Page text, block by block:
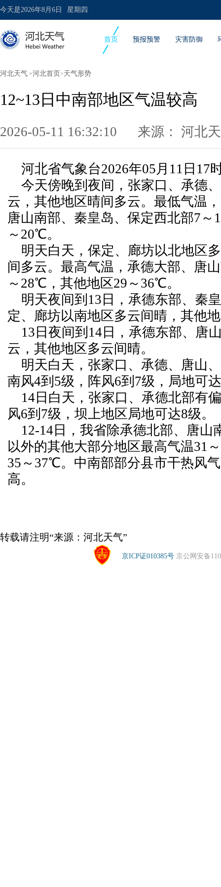
今天是2026年8月6日 星期四
首页 预报预警 灾害防御
河北天气 >河北首页 >天气形势
12~13日中南部地区气温较高
2026-05-11 16:32:10 来源： 河北
河北省气象台2026年05月11日17
今天傍晚到夜间，张家口、承德
云，其他地区晴间多云。最低气温
唐山南部、秦皇岛、保定西北部7
～20℃。
明天白天，保定、廊坊以北地区
间多云。最高气温，承德大部、唐
～28℃，其他地区29～36℃。
明天夜间到13日，承德东部、秦
定、廊坊以南地区多云间晴，其他
13日夜间到14日，承德东部、唐
云，其他地区多云间晴。
明天白天，张家口、承德、唐山
南风4到5级，阵风6到7级，局地可
14日白天，张家口、承德北部有
风6到7级，坝上地区局地可达8级。
12-14日，我省除承德北部、唐山
以外的其他大部分地区最高气温31
35～37℃。中南部部分县市干热风
高。
转载请注明“来源：河北天气”
京ICP证010385号 京公网安备